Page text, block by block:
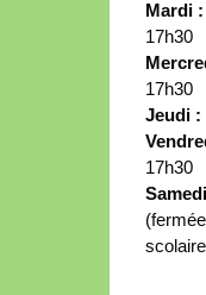
Mardi :
17h30
17h30
Jeudi :
17h30